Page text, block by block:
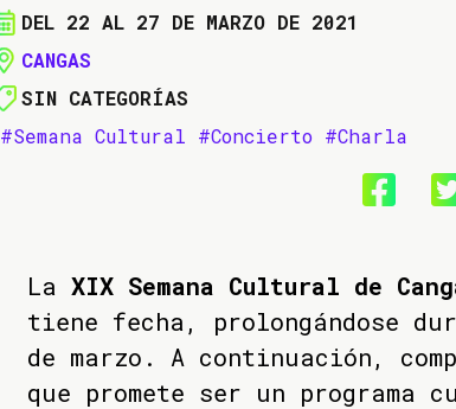
DEL 22 AL 27 DE MARZO DE 2021
CANGAS
SIN CATEGORÍAS
#Semana Cultural #Concierto #Charla
La XIX Semana Cultural de
tiene fecha, prolongándose
de marzo. A continuación,
que promete ser un programa